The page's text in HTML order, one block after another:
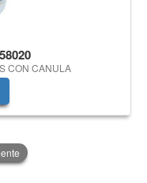
CON CANULA